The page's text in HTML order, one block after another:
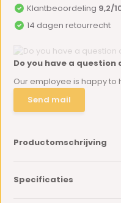
Klantbeoordeling 9,2/
14 dagen retourrecht
Do you have a
Our employee is happy to
Send mail
Productomschrijving
Specificaties